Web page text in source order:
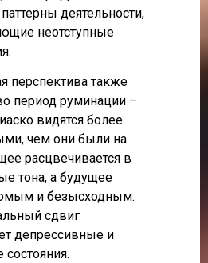
деятельности,
неотступные
перспектива также
период руминации –
видятся более
чем они были на
расцвечивается в
тона, а будущее
и безысходным.
сдвиг
депрессивные и